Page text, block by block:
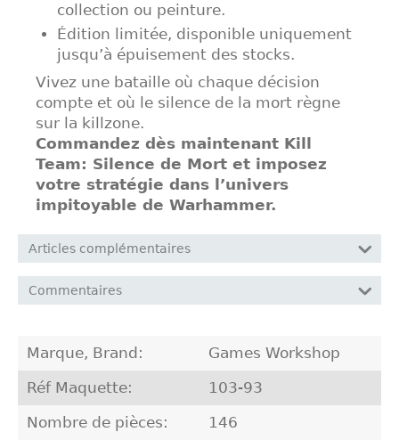
collection ou peinture.
Édition limitée, disponible uniquement
jusqu’à épuisement des stocks.
Vivez une bataille où chaque décision
compte et où le silence de la mort règne
sur la killzone.
Commandez dès maintenant Kill
Team: Silence de Mort et imposez
votre stratégie dans l’univers
impitoyable de Warhammer.
Articles complémentaires
Commentaires
Marque, Brand: Games Workshop
Réf Maquette: 103-93
Nombre de pièces: 146